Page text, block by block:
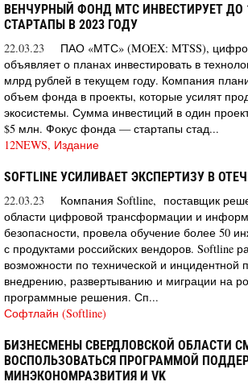
ВЕНЧУРНЫЙ ФОНД МТС ИНВЕСТИРУЕТ ДО
СТАРТАПЫ В 2023 ГОДУ
22.03.23
ПАО «МТС» (MOEX: MTSS),
объявляет о планах инвестировать в
млрд рублей в текущем году. Компания
объем фонда в проекты, которые усилят
экосистемы. Сумма инвестиций в один
$5 млн. Фокус фонда — стартапы стад...
12NEWS, Издание
SOFTLINE УСИЛИВАЕТ ЭКСПЕРТИЗУ В
22.03.23
Компания Softline, поставщик
области цифровой трансформации и
безопасности, провела обучение более 50
с продуктами российских вендоров. Softline
возможности по технической и инцидентной
внедрению, развертыванию и миграции на
программные решения. Сп...
Софтлайн (Softline)
БИЗНЕСМЕНЫ СВЕРДЛОВСКОЙ ОБЛАСТИ
ВОСПОЛЬЗОВАТЬСЯ ПРОГРАММОЙ
МИНЭКОНОМРАЗВИТИЯ И VK